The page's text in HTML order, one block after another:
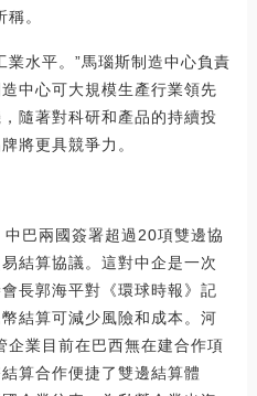
。
業水平。”馬瑙斯制造中心負責
中心可大規模生產行業領先
隨著對科研和產品的持續投
將更具競爭力。
巴兩國簽署超過20項雙邊協
結算協議。這對中企是一次
長郭海平對《環球時報》記
結算可減少風險和成本。河
企業目前在巴西無在建合作項
算合作便捷了雙邊結算體